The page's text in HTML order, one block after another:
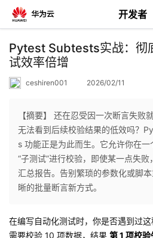
开发者
返
回
个
人
页
我
开
Pytest Subtests实战：彻
试效率倍增
ceshiren001 2026/02/11
【摘要】 还在忍受因一次断言失败
无法看到后续校验结果的低效吗？
s 功能正是为此而生。它允许你在
“子测试”进行校验，即使某一点失
汇总报告。告别繁琐的参数化或脚
晰的批量断言新方式。
在编写自动化测试时，你是否遇到过
需要校验 10 项数据，结果 第 1 项校